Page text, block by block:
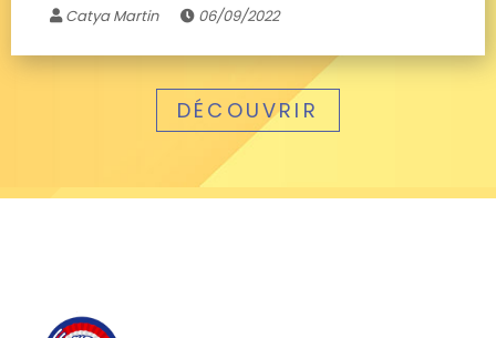
Catya Martin 06/09/2022
DÉCOUVRIR